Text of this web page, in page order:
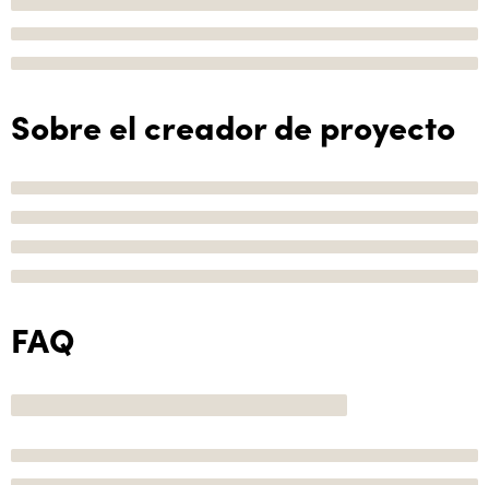
Sobre el creador de proyecto
FAQ